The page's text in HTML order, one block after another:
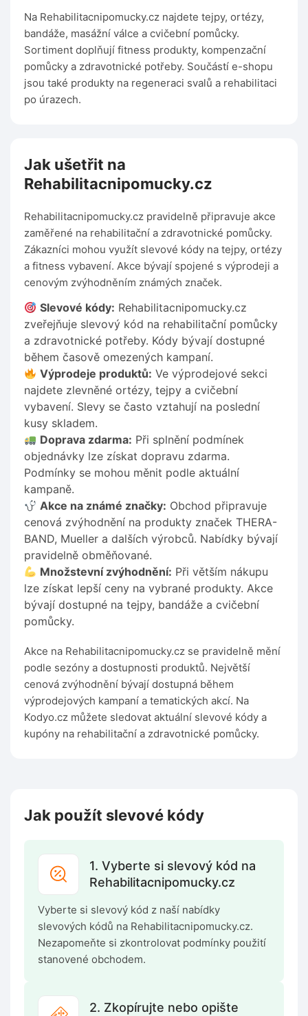
Na Rehabilitacnipomucky.cz najdete tejpy, ortézy,
bandáže, masážní válce a cvičební pomůcky.
Sortiment doplňují fitness produkty, kompenzační
pomůcky a zdravotnické potřeby. Součástí e-shopu
jsou také produkty na regeneraci svalů a rehabilitaci
po úrazech.
Jak ušetřit na
Rehabilitacnipomucky.cz
Rehabilitacnipomucky.cz pravidelně připravuje akce
zaměřené na rehabilitační a zdravotnické pomůcky.
Zákazníci mohou využít slevové kódy na tejpy, ortézy
a fitness vybavení. Akce bývají spojené s výprodeji a
cenovým zvýhodněním známých značek.
Slevové kódy: Rehabilitacnipomucky.cz
zveřejňuje slevový kód na rehabilitační pomůcky
a zdravotnické potřeby. Kódy bývají dostupné
během časově omezených kampaní.
Výprodeje produktů: Ve výprodejové sekci
najdete zlevněné ortézy, tejpy a cvičební
vybavení. Slevy se často vztahují na poslední
kusy skladem.
Doprava zdarma: Při splnění podmínek
objednávky lze získat dopravu zdarma.
Podmínky se mohou měnit podle aktuální
kampaně.
Akce na známé značky: Obchod připravuje
cenová zvýhodnění na produkty značek THERA-
BAND, Mueller a dalších výrobců. Nabídky bývají
pravidelně obměňované.
Množstevní zvýhodnění: Při větším nákupu
lze získat lepší ceny na vybrané produkty. Akce
bývají dostupné na tejpy, bandáže a cvičební
pomůcky.
Akce na Rehabilitacnipomucky.cz se pravidelně mění
podle sezóny a dostupnosti produktů. Největší
cenová zvýhodnění bývají dostupná během
výprodejových kampaní a tematických akcí. Na
Kodyo.cz můžete sledovat aktuální slevové kódy a
kupóny na rehabilitační a zdravotnické pomůcky.
Jak použít slevové kódy
1. Vyberte si slevový kód na
Rehabilitacnipomucky.cz
Vyberte si slevový kód z naší nabídky
slevových kódů na Rehabilitacnipomucky.cz.
Nezapomeňte si zkontrolovat podmínky použití
stanovené obchodem.
2. Zkopírujte nebo opište